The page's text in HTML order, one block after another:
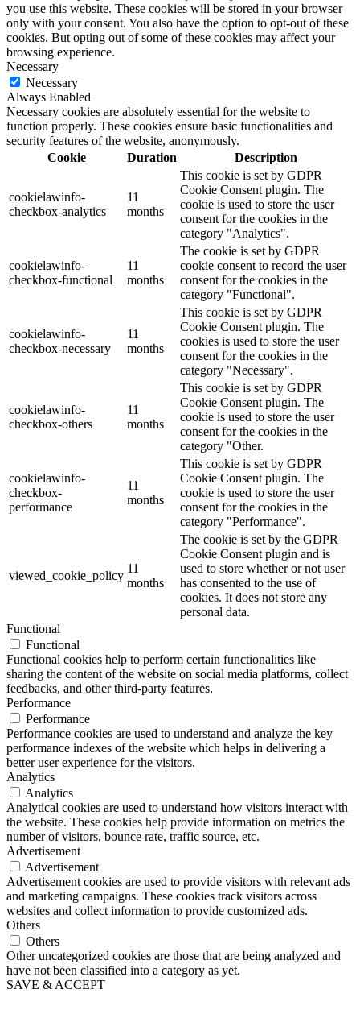
you use this website. These cookies will be stored in your browser
only with your consent. You also have the option to opt-out of these
cookies. But opting out of some of these cookies may affect your
browsing experience.
Necessary
Necessary
Always Enabled
Necessary cookies are absolutely essential for the website to
function properly. These cookies ensure basic functionalities and
security features of the website, anonymously.
Cookie
Duration Description
cookielawinfo-
checkbox-analytics
11
months
This cookie is set by GDPR
Cookie Consent plugin. The
cookie is used to store the user
consent for the cookies in the
category "Analytics".
cookielawinfo-
checkbox-functional
11
months
The cookie is set by GDPR
cookie consent to record the user
consent for the cookies in the
category "Functional".
cookielawinfo-
checkbox-necessary
11
months
This cookie is set by GDPR
Cookie Consent plugin. The
cookies is used to store the user
consent for the cookies in the
category "Necessary".
cookielawinfo-
checkbox-others
11
months
This cookie is set by GDPR
Cookie Consent plugin. The
cookie is used to store the user
consent for the cookies in the
category "Other.
cookielawinfo-
checkbox-
performance
11
months
This cookie is set by GDPR
Cookie Consent plugin. The
cookie is used to store the user
consent for the cookies in the
category "Performance".
viewed_cookie_policy
11
months
The cookie is set by the GDPR
Cookie Consent plugin and is
used to store whether or not user
has consented to the use of
cookies. It does not store any
personal data.
Functional
Functional
Functional cookies help to perform certain functionalities like
sharing the content of the website on social media platforms, collect
feedbacks, and other third-party features.
Performance
Performance
Performance cookies are used to understand and analyze the key
performance indexes of the website which helps in delivering a
better user experience for the visitors.
Analytics
Analytics
Analytical cookies are used to understand how visitors interact with
the website. These cookies help provide information on metrics the
number of visitors, bounce rate, traffic source, etc.
Advertisement
Advertisement
Advertisement cookies are used to provide visitors with relevant ads
and marketing campaigns. These cookies track visitors across
websites and collect information to provide customized ads.
Others
Others
Other uncategorized cookies are those that are being analyzed and
have not been classified into a category as yet.
SAVE & ACCEPT